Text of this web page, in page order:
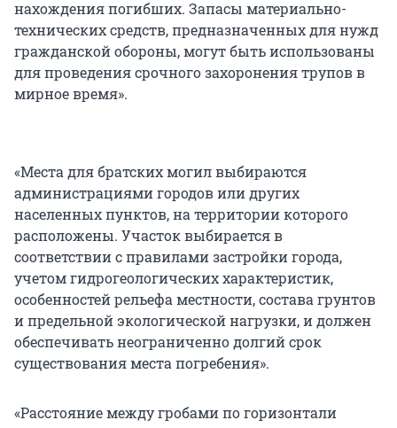
нахождения погибших. Запасы материально-
технических средств, предназначенных для нужд
гражданской обороны, могут быть использованы
для проведения срочного захоронения трупов в
мирное время».
«Места для братских могил выбираются
администрациями городов или других
населенных пунктов, на территории которого
расположены. Участок выбирается в
соответствии с правилами застройки города,
учетом гидрогеологических характеристик,
особенностей рельефа местности, состава грунтов
и предельной экологической нагрузки, и должен
обеспечивать неограниченно долгий срок
существования места погребения».
«Расстояние между гробами по горизонтали